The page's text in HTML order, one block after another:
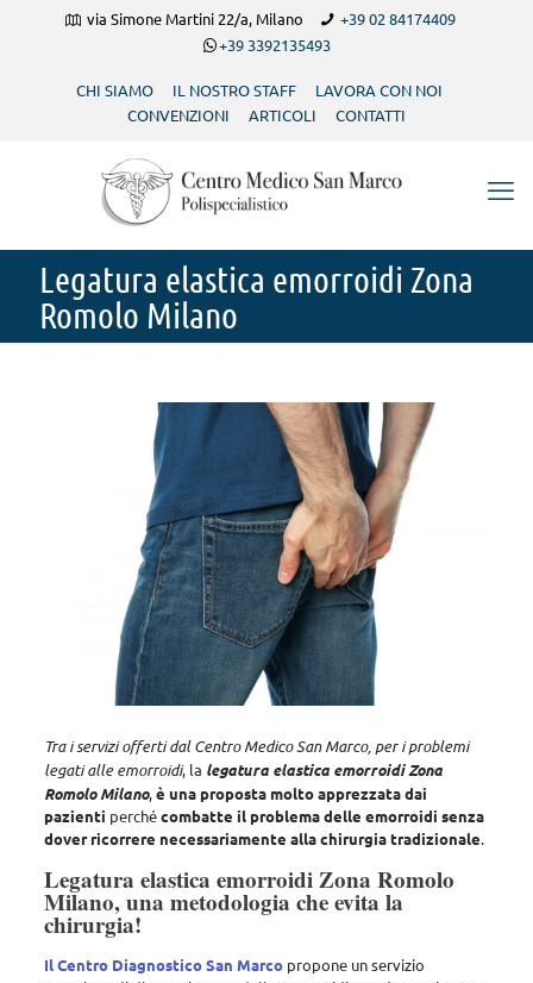
via Simone Martini 22/a, Milano
+39 02 84174409
+39 3392135493
CHI SIAMO IL NOSTRO STAFF
LAVORA CON NOI
CONVENZIONI
ARTICOLI CONTATTI
Legatura elastica emorroidi Zona
Romolo Milano
Tra i servizi offerti dal Centro Medico San Marco, per i problemi
legati alle emorroidi, la legatura elastica emorroidi Zona
Romolo Milano,è una proposta molto apprezzata dai
pazienti perchécombatte il problema delle emorroidi senza
dover ricorrere necessariamente alla chirurgia tradizionale.
Legatura elastica emorroidi Zona Romolo
Milano, una metodologia che evita la
chirurgia!
Il Centro Diagnostico San Marcopropone un servizio